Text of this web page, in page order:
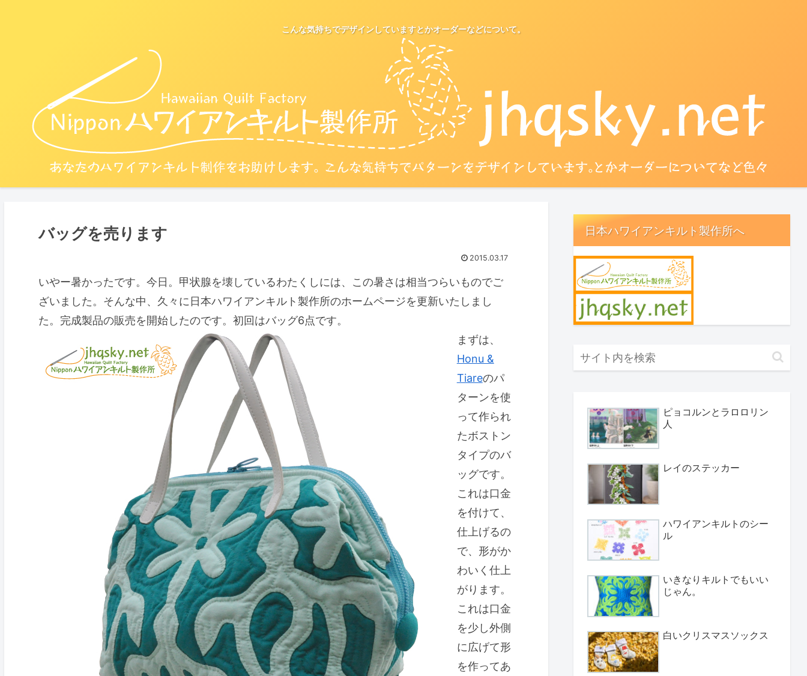
こんな気持ちでデザインしていますとかオーダーなどについて。
バッグを売ります
2015.03.17
いやー暑かったです。今日。甲状腺を壊しているわたくしには、この暑さは相当つらいものでご
ざいました。そんな中、久々に日本ハワイアンキルト製作所のホームページを更新いたしまし
た。完成製品の販売を開始したのです。初回はバッグ6点です。
まずは、
Honu &
Tiareのパ
ターンを使
って作られ
たボストン
タイプのバ
ッグです。
これは口金
を付けて、
仕上げるの
で、形がか
わいく仕上
がります。
これは口金
を少し外側
に広げて形
を作ってあ
日本ハワイアンキルト製作所へ
ピョコルンとラロロリン
人
レイのステッカー
ハワイアンキルトのシー
ル
いきなりキルトでもいい
じゃん。
白いクリスマスソックス